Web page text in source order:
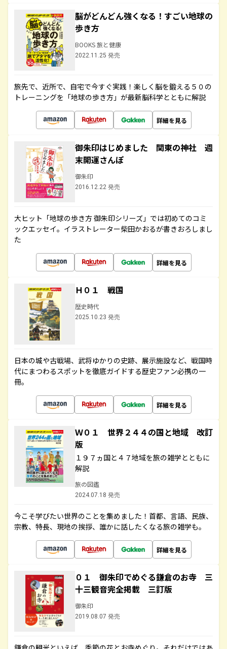
脳がどんどん強くなる！すごい地球の
歩き方
BOOKS 旅と健康
2022.11.25 発売
旅先で、近所で、自宅で今すぐ実践！楽しく脳を鍛える５０の
トレーニングを「地球の歩き方」が最新脳科学とともに解説
詳細を見る
御朱印はじめました 関東の神社 週
末開運さんぽ
御朱印
2016.12.22 発売
大ヒット「地球の歩き方 御朱印シリーズ」では初めてのコミ
ックエッセイ。イラストレーター柴田かおるが書きおろしまし
た
詳細を見る
Ｈ０１ 戦国
歴史時代
2025.10.23 発売
日本の城や古戦場、武将ゆかりの史跡、展示施設など、戦国時
代にまつわるスポットを徹底ガイドする歴史ファン必携の一
冊。
詳細を見る
Ｗ０１ 世界２４４の国と地域 改訂
版
１９７ヵ国と４７地域を旅の雑学とともに
解説
旅の図鑑
2024.07.18 発売
今こそ学びたい世界のことを集めました！首都、言語、民族、
宗教、特長、現地の挨拶、誰かに話したくなる旅の雑学も。
詳細を見る
０１ 御朱印でめぐる鎌倉のお寺 三
十三観音完全掲載 三訂版
御朱印
2019.08.07 発売